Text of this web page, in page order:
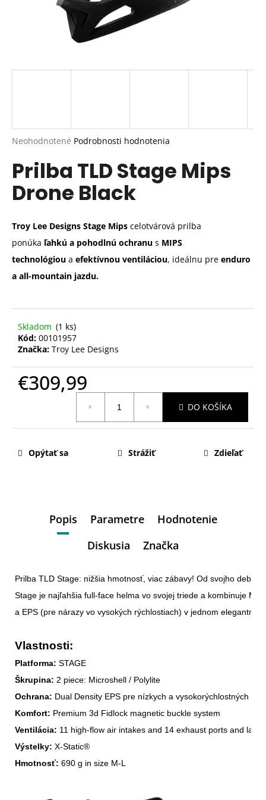
Priemerné
produktu
je
0,0
Neohodnotené Podrobnosti hodnotenia
Prilba TLD Stage Mips
Drone Black
Troy Lee Designs Stage Mips celotvárová prilba
ponúka ľahkú a pohodlnú ochranu s MIPS
technológiou a efektívnou ventiláciou, ideálnu pre enduro
a all-mountain jazdu.
Skladom (1 ks)
Kód: 00101957
Značka: Troy Lee Designs
€309,99
DO KOŠÍKA
Opýtať sa Strážiť Zdieľať
Popis Parametre
Hodnotenie
Diskusia
Značka
Prilba TLD Stage: nižšia hmotnosť, viac zábavy! Od svojho
Stage je najľahšia full-face helma vo svojej triede a kombinuje
Vlastnosti:
Platforma:
Škrupina:
Ochrana:
Komfort:
Ventilácia:
Výstelky:
Hmotnosť: 690 g in size M-L